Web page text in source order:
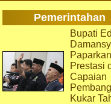
Pemerintahan
Bupati
Paparkan
Prestasi
Capaian
Kukar